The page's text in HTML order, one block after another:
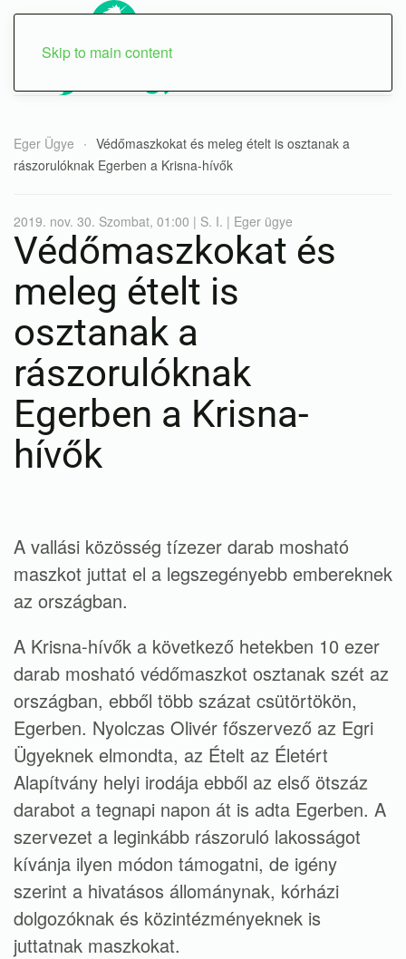
Skip to main content
Eger Ügye
Védőmaszkokat és meleg ételt is osztanak a
rászorulóknak Egerben a Krisna-hívők
2019. nov. 30. Szombat, 01:00 | S. I. | Eger ügye
Védőmaszkokat és
meleg ételt is
osztanak a
rászorulóknak
Egerben a Krisna-
hívők
A vallási közösség tízezer darab mosható
maszkot juttat el a legszegényebb embereknek
az országban.
A Krisna-hívők a következő hetekben 10 ezer
darab mosható védőmaszkot osztanak szét az
országban, ebből több százat csütörtökön,
Egerben. Nyolczas Olivér főszervező az Egri
Ügyeknek elmondta, az Ételt az Életért
Alapítvány helyi irodája ebből az első ötszáz
darabot a tegnapi napon át is adta Egerben. A
szervezet a leginkább rászoruló lakosságot
kívánja ilyen módon támogatni, de igény
szerint a hivatásos állománynak, kórházi
dolgozóknak és közintézményeknek is
juttatnak maszkokat.